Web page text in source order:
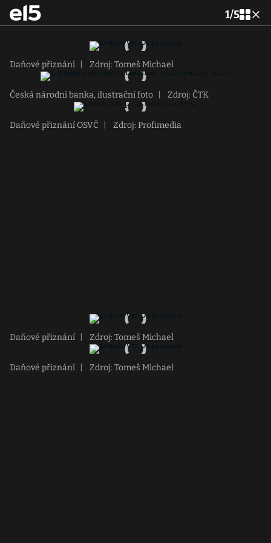
1/5
Daňové přiznání Zdroj: Tomeš Michael
Česká národní banka, ilustrační foto Zdroj: ČTK
Daňové přiznání OSVČ Zdroj: Profimedia
Daňové přiznání Zdroj: Tomeš Michael
Daňové přiznání Zdroj: Tomeš Michael